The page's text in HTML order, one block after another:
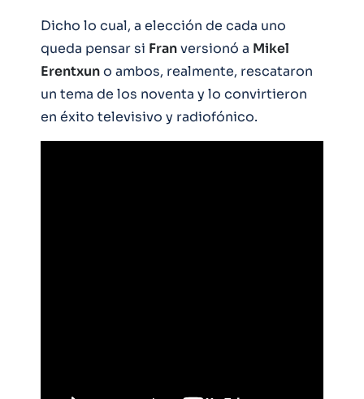
Dicho lo cual, a elección de cada uno
queda pensar si Franversionó a Mikel
Erentxuno ambos, realmente, rescataron
un tema de los noventa y lo convirtieron
en éxito televisivo y radiofónico.